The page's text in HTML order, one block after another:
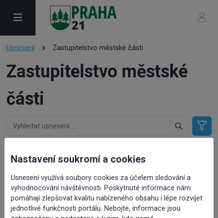
Usnesení Zastupitelstvo městské části
Zastupitelstvo městské
části
Poř. číslo
ZMČ19.
Jednání
pravidelné jednání Zastupitelstva městské části
Datum a čas jednání
15. 6. 2026 14:00
Nastavení soukromí a cookies
Usnesení využívá soubory cookies za účelem sledování a
vyhodnocování návštěvnosti. Poskytnuté informace nám
pomáhají zlepšovat kvalitu nabízeného obsahu i lépe rozvíjet
jednotlivé funkčnosti portálu. Nebojte, informace jsou